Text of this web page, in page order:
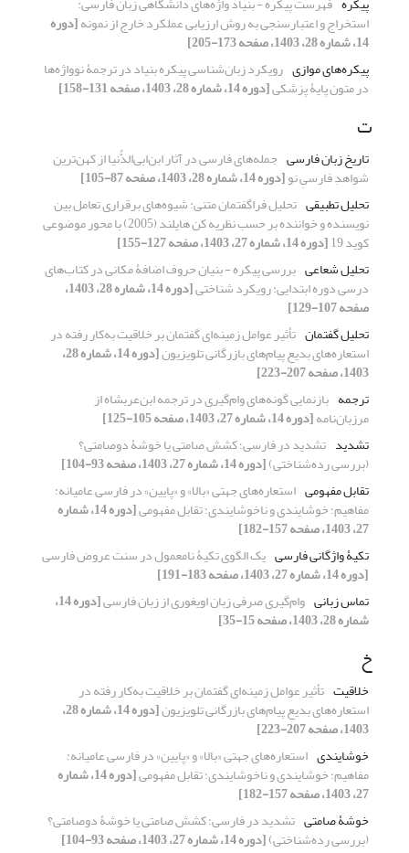
استخراج و اعتبارسنجی به روش ارزیابی عملکرد خارج از نمونه[دوره
14، شماره 28، 1403، صفحه 173-205]
پیکره‌های موازی رویکرد زبان‌شناسی پیکره‌ بنیاد در ترجمۀ نوواژه‌ها
در متون پایۀ پزشکی[دوره 14، شماره 28، 1403، صفحه 131-158]
ت
تاریخ زبان فارسی جمله‌های فارسی در آثار ابن‌ابی‌الدُّنیا از کهن‌ترین
شواهدِ فارسیِ نو[دوره 14، شماره 28، 1403، صفحه 87-105]
تحلیل تطبیقی تحلیل فراگفتمان متنی: شیوه‌های برقراری تعامل بین
نویسنده و خواننده بر حسب نظریه کن هایلند (2005) با محور موضوعی
کوید 19
[دوره 14، شماره 27، 1403، صفحه 127-155]
تحلیل شعاعی بررسی پیکره - بنیان حروف اضافۀ مکانی در کتاب‌های
درسی دوره ابتدایی: رویکرد شناختی [دوره 14، شماره 28، 1403،
صفحه 107-129]
تحلیل گفتمان تأثیر عوامل زمینه‌ای گفتمان بر خلاقیت به‌کار رفته در
استعاره‌های بدیع پیام‌های بازرگانی تلویزیون [دوره 14، شماره 28،
1403، صفحه 207-223]
ترجمه بازنمایی گونه‌های وام‌گیری در ترجمه ابن‌عربشاه از
مرزبان‌نامه[دوره 14، شماره 27، 1403، صفحه 105-125]
تشدید تشدید در فارسی؛ کشش صامتی یا خوشۀ دوصامتی؟
(بررسی رده‌شناختی)[دوره 14، شماره 27، 1403، صفحه 93-104]
تقابل مفهومی استعاره‌های جهتی «بالا» و «پایین» در فارسی عامیانه:
مفاهیم؛ خوشایندی و ناخوشایندی؛ تقابل مفهومی [دوره 14، شماره
27، 1403، صفحه 157-182]
تکیۀ واژگانی فارسی یک الگوی تکیۀ نامعمول در سنت عروض فارسی
[دوره 14، شماره 27، 1403، صفحه 183-191]
تماس زبانی وام‌گیری صرفی زبان اویغوری از زبان فارسی [دوره 14،
شماره 28، 1403، صفحه 15-35]
خ
خلاقیت تأثیر عوامل زمینه‌ای گفتمان بر خلاقیت به‌کار رفته در
استعاره‌های بدیع پیام‌های بازرگانی تلویزیون [دوره 14، شماره 28،
1403، صفحه 207-223]
خوشایندی استعاره‌های جهتی «بالا» و «پایین» در فارسی عامیانه:
مفاهیم؛ خوشایندی و ناخوشایندی؛ تقابل مفهومی [دوره 14، شماره
27، 1403، صفحه 157-182]
خوشۀ صامتی تشدید در فارسی؛ کشش صامتی یا خوشۀ دوصامتی؟
(بررسی رده‌شناختی)[دوره 14، شماره 27، 1403، صفحه 93-104]